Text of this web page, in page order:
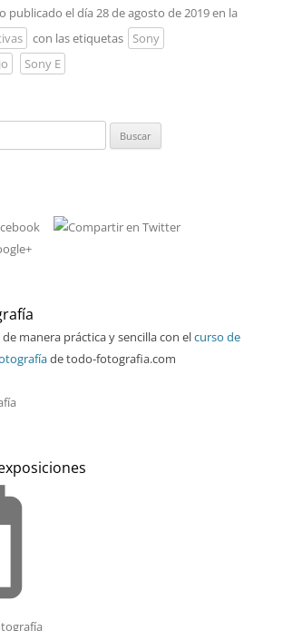
publicado el día 28 de agosto de 2019 en la
con las etiquetas
Sony
Sony E
manera práctica y sencilla con elcurso de
de todo-fotografia.com